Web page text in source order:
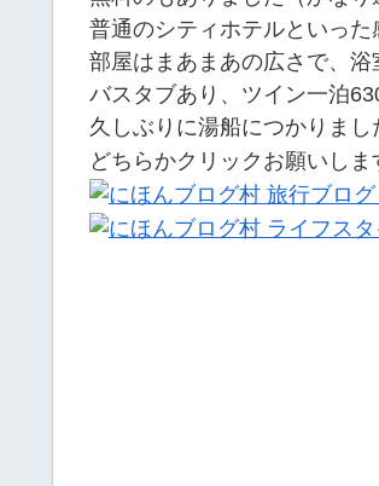
普通のシティホテルといった
部屋はまあまあの広さで、浴
バスタブあり、ツイン一泊
久しぶりに湯船につかりまし
どちらかクリックお願いしま